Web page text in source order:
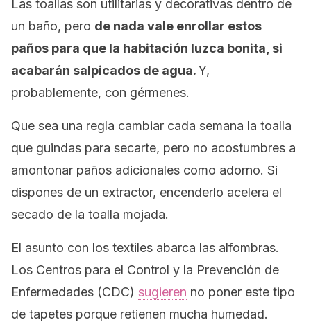
Las toallas son utilitarias y decorativas dentro de
un baño, pero de nada vale enrollar estos
paños para que la habitación luzca bonita, si
acabarán salpicados de agua.Y,
probablemente, con gérmenes.
Que sea una regla cambiar cada semana la toalla
que guindas para secarte, pero no acostumbres a
amontonar paños adicionales como adorno. Si
dispones de un extractor, encenderlo acelera el
secado de la toalla mojada.
El asunto con los textiles abarca las alfombras.
Los Centros para el Control y la Prevención de
Enfermedades (CDC) sugieren no poner este tipo
de tapetes porque retienen mucha humedad.